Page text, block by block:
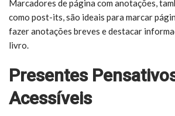
Marcadores de página com anotações,
como post-its, são ideais para marcar
fazer anotações breves e destacar
livro.
Presentes
Acessíveis